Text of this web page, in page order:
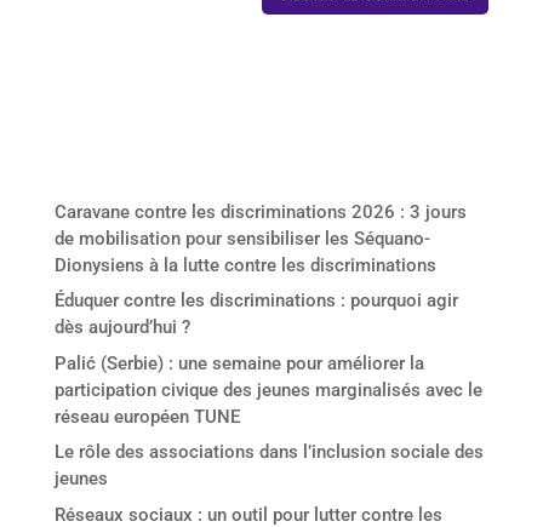
Caravane contre les discriminations 2026 : 3 jours
de mobilisation pour sensibiliser les Séquano-
Dionysiens à la lutte contre les discriminations
Éduquer contre les discriminations : pourquoi agir
dès aujourd’hui ?
Palić (Serbie) : une semaine pour améliorer la
participation civique des jeunes marginalisés avec le
réseau européen TUNE
Le rôle des associations dans l’inclusion sociale des
jeunes
Réseaux sociaux : un outil pour lutter contre les